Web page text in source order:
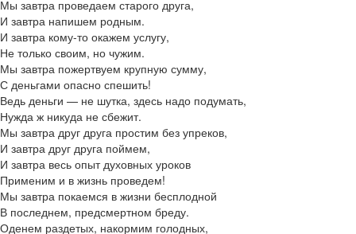
Мы завтра проведаем старого друга,
И завтра напишем родным.
И завтра кому-то окажем услугу,
Не только своим, но чужим.
Мы завтра пожертвуем крупную сумму,
С деньгами опасно спешить!
Ведь деньги — не шутка, здесь надо подумать,
Нужда ж никуда не сбежит.
Мы завтра друг друга простим без упреков,
И завтра друг друга поймем,
И завтра весь опыт духовных уроков
Применим и в жизнь проведем!
Мы завтра покаемся в жизни бесплодной
В последнем, предсмертном бреду.
Оденем раздетых, накормим голодных,